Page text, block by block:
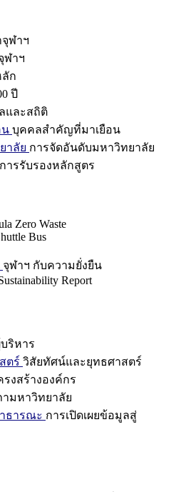
ฬาฯ
ฬาฯ
ก
ปี
และสถิติ
น บุคคลสำคัญที่มาเยือน
าลัย การจัดอันดับมหาวิทยาลัย
การรับรองหลักสูตร
Zero Waste
Bus
จุฬาฯ กับความยั่งยืน
Report
ริหาร
ตร์ วิสัยทัศน์และยุทธศาสตร์
รงสร้างองค์กร
ามหาวิทยาลัย
ธารณะ การเปิดเผยข้อมูลสู่